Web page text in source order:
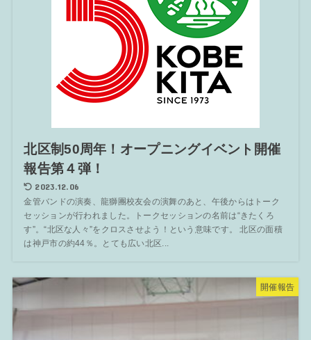
北区制50周年！オープニングイベント開催
報告第４弾！
2023.12.06
金管バンドの演奏、龍獅團校友会の演舞のあと、午後からはトーク
セッションが行われました。トークセッションの名前は“きたくろ
す”。“北区な人々”をクロスさせよう！という意味です。 北区の面積
は神戸市の約44％。とても広い北区...
開催報告